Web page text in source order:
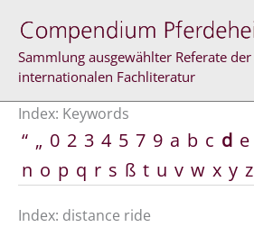
content
Sammlung ausgewählter Referate der
internationalen Fachliteratur
Index: Keywords
“ „ 0 2 3 4 5 7 9 a b c d e
n o p q r s ß t u v w x y z
Index: distance ride